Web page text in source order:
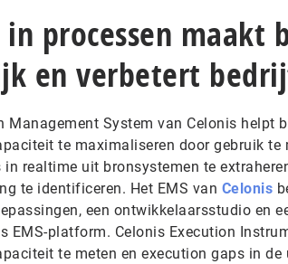
processen maakt
en verbetert
Management System van Celonis helpt
te maximaliseren door gebruik
in realtime uit bronsystemen te
te identificeren. Het EMS van Celonis
een ontwikkelaarsstudio en
EMS-platform. Celonis Execution
te meten en execution gaps in